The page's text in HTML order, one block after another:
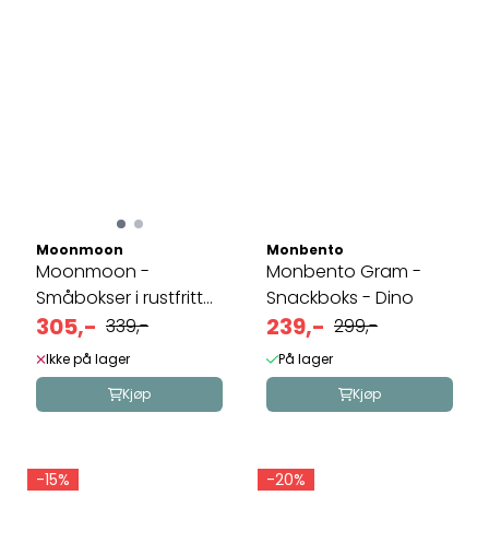
Moonmoon
Moonmoon -
Småbokser i rustfritt
stål - tredelt
305,- 339,-
Ikke på lager
Kjøp
Monbento
Monbento Gram -
Snackboks - Dino
239,- 299,-
På lager
Kjøp
-15% -20%